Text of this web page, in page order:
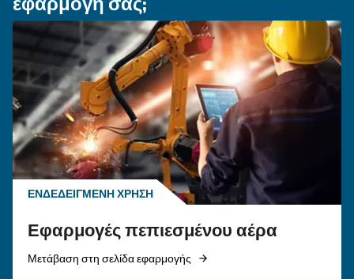
Επεξήγηση της ποιότητας του πεπιεσμένου
κατηγορίες ISO, μέθοδοι δοκιμής και γιατί η
διαχείριση υγροποιημένων υδρατμών
αεροσυμπιεστών είναι σημαντική για καθαρά,
αξιόπιστα συστήματα.